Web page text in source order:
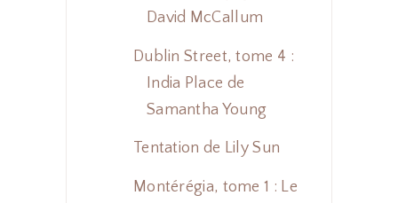
David McCallum
Dublin Street, tome 4 :
India Place de
Samantha Young
Tentation de Lily Sun
Montérégia, tome 1 : Le